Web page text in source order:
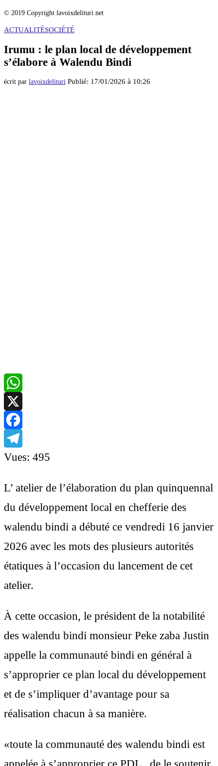
© 2019 Copyright lavoixdelituri.net
ACTUALITÉSOCIÉTÉ
Irumu : le plan local de développement
s’élabore à Walendu Bindi
écrit par lavoixdelituri Publié: 17/01/2026 à 10:26
WhatsApp
X
Facebook
Telegram
Vues: 495
L’ atelier de l’élaboration du plan quinquennal
du développement local en chefferie des
walendu bindi a débuté ce vendredi 16 janvier
2026 avec les mots des plusieurs autorités
étatiques à l’occasion du lancement de cet
atelier.
À cette occasion, le président de la notabilité
des walendu bindi monsieur Peke zaba Justin
appelle la communauté bindi en général à
s’approprier ce plan local du développement
et de s’impliquer d’avantage pour sa
réalisation chacun à sa manière.
«toute la communauté des walendu bindi est